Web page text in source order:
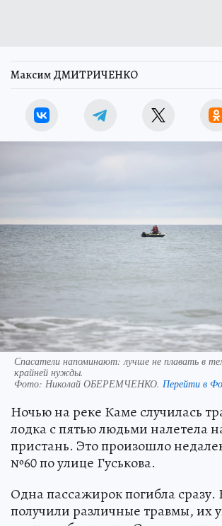
Максим ДМИТРИЧЕНКО
Спасатели напоминают: лучше не плавать в
крайней нужды.
Фото: Николай ОБЕРЕМЧЕНКО. Перейти в
Ночью на реке Каме случилась
лодка с пятью людьми налетела
пристань. Это произошло
№60 по улице Гуськова.
Одна пассажирок погибла сразу.
получили различные травмы, их